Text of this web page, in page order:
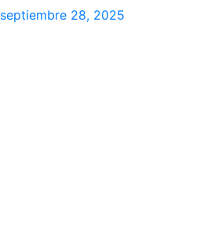
septiembre 28, 2025